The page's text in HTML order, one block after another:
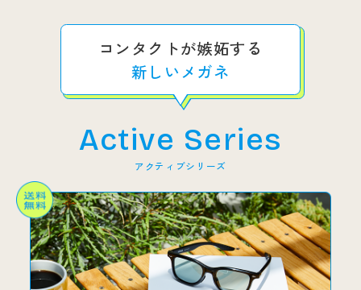
コンタクトが嫉妬する
新しいメガネ
Active Series
アクティブシリーズ